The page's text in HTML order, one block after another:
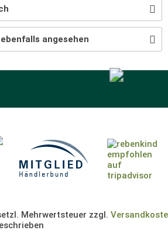
angesehen
Mehrwertsteuer zzgl.